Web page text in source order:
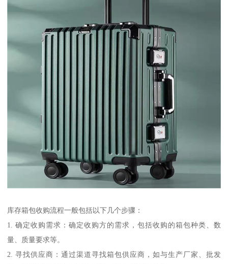
库存箱包收购流程一般包括以下几个步骤：
1. 确定收购需求：确定收购方的需求，包括收购的箱包种类、数
量、质量要求等。
2. 寻找供应商：通过渠道寻找箱包供应商，如与生产厂家、批发